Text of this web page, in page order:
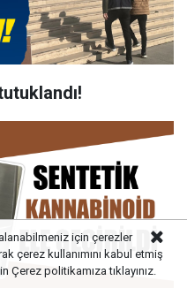
için çerezler
çerez kullanımını kabul etmiş
Çerez politikamızatıklayınız.